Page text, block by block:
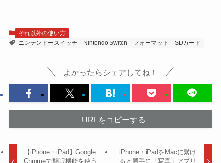
それ以外の使い方
ニンテンドースイッチ
Nintendo Switch フォーマット SDカード
よかったらシェアしてね！
URLをコピーする
【iPhone・iPad】Google
Chromeで翻訳機能を使う
iPhone・iPadをMacに繋げ
ると勝手に「写真」アプリ